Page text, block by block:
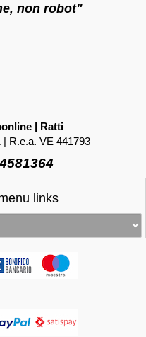
non robot"
| Ratti
| R.e.a. VE 441793
links